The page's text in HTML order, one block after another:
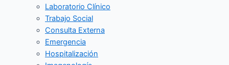
Laboratorio Clínico
Trabajo Social
Consulta Externa
Emergencia
Hospitalización